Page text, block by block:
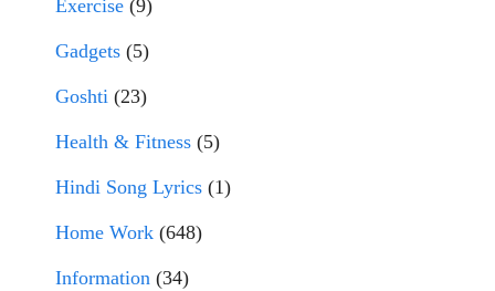
Exercise (9)
Gadgets (5)
Goshti (23)
Health & Fitness (5)
Hindi Song Lyrics (1)
Home Work (648)
Information (34)